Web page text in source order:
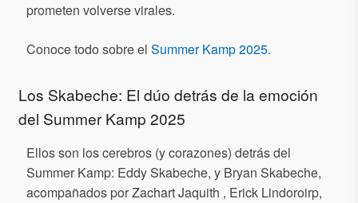
prometen volverse virales.
Conoce todo sobre el Summer Kamp 2025.
Los Skabeche: El dúo detrás de la emoción
del Summer Kamp 2025
Ellos son los cerebros (y corazones) detrás del
Summer Kamp: Eddy Skabeche, y Bryan Skabeche,
acompañados por Zachart Jaquith , Erick Lindoroirp,